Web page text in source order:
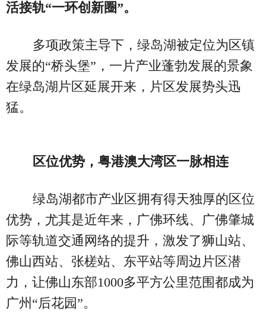
活接轨“一环创新圈”。
多项政策主导下，绿岛湖被定位为区镇
发展的“桥头堡”，一片产业蓬勃发展的景象
在绿岛湖片区延展开来，片区发展势头迅
猛。
区位优势，粤港澳大湾区一脉相连
绿岛湖都市产业区拥有得天独厚的区位
优势，尤其是近年来，广佛环线、广佛肇城
际等轨道交通网络的提升，激发了狮山站、
佛山西站、张槎站、东平站等周边片区潜
力，让佛山东部1000多平方公里范围都成为
广州“后花园”。